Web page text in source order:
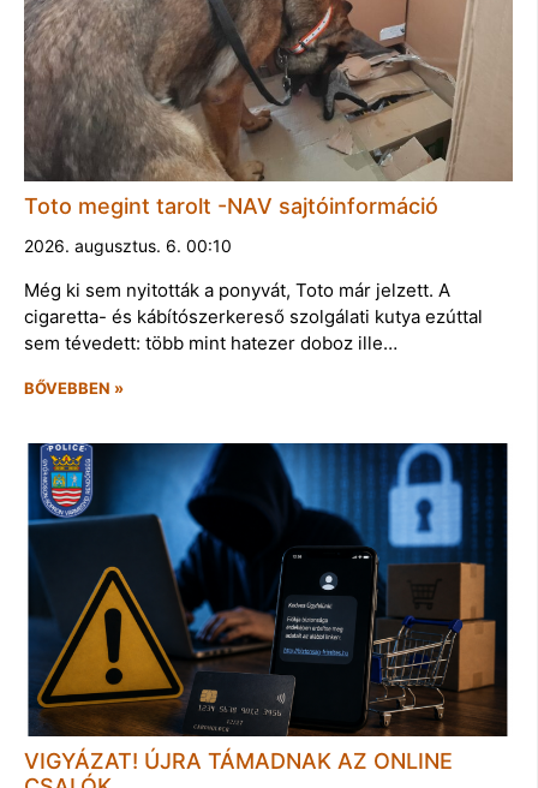
Toto megint tarolt -NAV sajtóinformáció
2026. augusztus. 6. 00:10
Még ki sem nyitották a ponyvát, Toto már jelzett. A
cigaretta- és kábítószerkereső szolgálati kutya ezúttal
sem tévedett: több mint hatezer doboz ille…
BŐVEBBEN »
VIGYÁZAT! ÚJRA TÁMADNAK AZ ONLINE